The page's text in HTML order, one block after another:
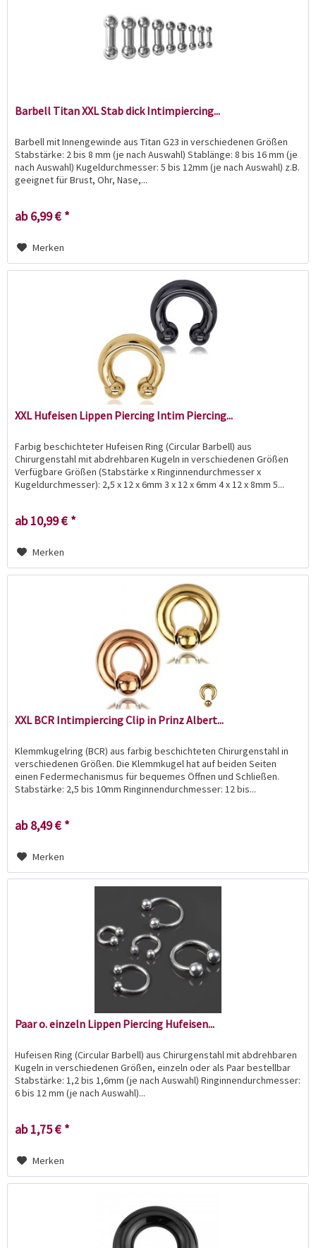
Barbell Titan XXL Stab dick Intimpiercing...
Barbell mit Innengewinde aus Titan G23 in verschiedenen Größen
Stabstärke: 2 bis 8 mm (je nach Auswahl) Stablänge: 8 bis 16 mm (je
nach Auswahl) Kugeldurchmesser: 5 bis 12mm (je nach Auswahl) z.B.
geeignet für Brust, Ohr, Nase,...
ab 6,99 € *
Merken
XXL Hufeisen Lippen Piercing Intim Piercing...
Farbig beschichteter Hufeisen Ring (Circular Barbell) aus
Chirurgenstahl mit abdrehbaren Kugeln in verschiedenen Größen
Verfügbare Größen (Stabstärke x Ringinnendurchmesser x
Kugeldurchmesser): 2,5 x 12 x 6mm 3 x 12 x 6mm 4 x 12 x 8mm 5...
ab 10,99 € *
Merken
XXL BCR Intimpiercing Clip in Prinz Albert...
Klemmkugelring (BCR) aus farbig beschichteten Chirurgenstahl in
verschiedenen Größen. Die Klemmkugel hat auf beiden Seiten
einen Federmechanismus für bequemes Öffnen und Schließen.
Stabstärke: 2,5 bis 10mm Ringinnendurchmesser: 12 bis...
ab 8,49 € *
Merken
Paar o. einzeln Lippen Piercing Hufeisen...
Hufeisen Ring (Circular Barbell) aus Chirurgenstahl mit abdrehbaren
Kugeln in verschiedenen Größen, einzeln oder als Paar bestellbar
Stabstärke: 1,2 bis 1,6mm (je nach Auswahl) Ringinnendurchmesser:
6 bis 12 mm (je nach Auswahl)...
ab 1,75 € *
Merken